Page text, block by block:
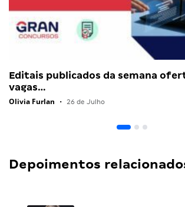
Editais publicados da semana
vagas…
Olivia Furlan • 26 de Julho
Depoimentos